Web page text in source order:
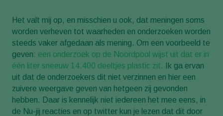
Het valt mij op, en misschien u ook, dat meningen soms
worden verheven tot waarheden en onderzoeken worden
steeds vaker afgedaan als mening. Om een voorbeeld te
geven: een onderzoek op de Noordpool wijst uit dat er in
één liter sneeuw 14.400 deeltjes plastic zit.
Ik ga ervan
uit dat de onderzoekers dit niet verzinnen en hier een
zuivere weergave geven van hetgeen zij gevonden
hebben. Daar is kennelijk niet iedereen het mee eens, in
de Nu-jij reacties en op twitter kun je lezen dat dit door